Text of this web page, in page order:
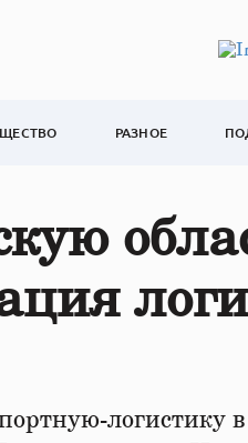
РАЗНОЕ
логистику